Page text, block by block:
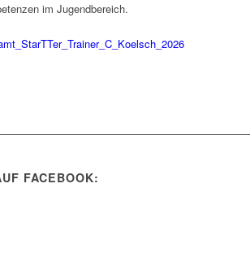
im Jugendbereich.
FACEBOOK: